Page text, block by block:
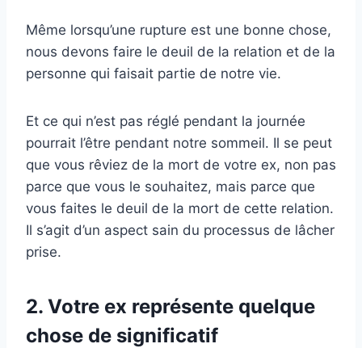
Même lorsqu’une rupture est une bonne chose,
nous devons faire le deuil de la relation et de la
personne qui faisait partie de notre vie.
Et ce qui n’est pas réglé pendant la journée
pourrait l’être pendant notre sommeil. Il se peut
que vous rêviez de la mort de votre ex, non pas
parce que vous le souhaitez, mais parce que
vous faites le deuil de la mort de cette relation.
Il s’agit d’un aspect sain du processus de lâcher
prise.
2. Votre ex représente quelque
chose de significatif